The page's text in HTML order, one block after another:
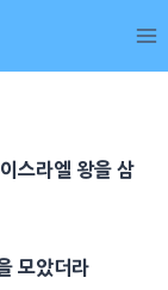
스라엘 왕을 삼
모았더라